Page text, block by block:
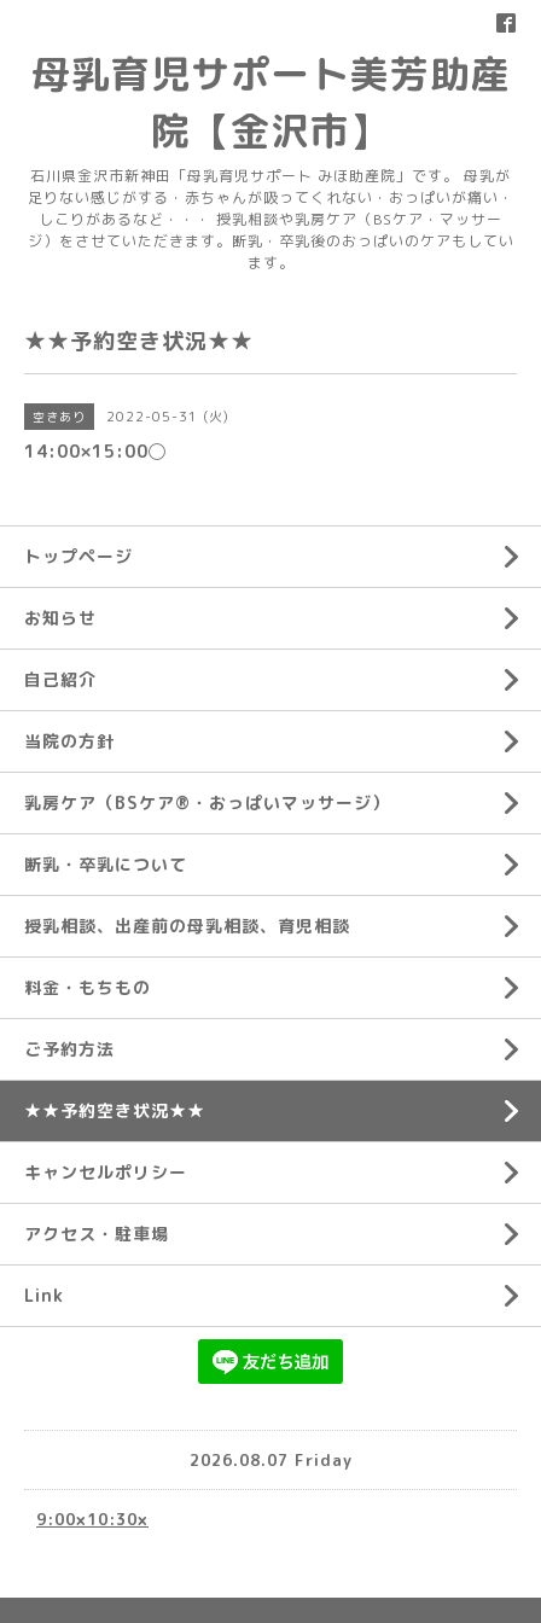
母乳育児サポート美芳助産
院【金沢市】
石川県金沢市新神田「母乳育児サポート みほ助産院」です。 母乳が
足りない感じがする・赤ちゃんが吸ってくれない・おっぱいが痛い・
しこりがあるなど・・・ 授乳相談や乳房ケア（BSケア・マッサー
ジ）をさせていただきます。断乳・卒乳後のおっぱいのケアもしてい
ます。
★★予約空き状況★★
空きあり 2022-05-31 (火)
14:00×15:00◯
トップページ
お知らせ
自己紹介
当院の方針
乳房ケア（BSケア®︎・おっぱいマッサージ）
断乳・卒乳について
授乳相談、出産前の母乳相談、育児相談
料金・もちもの
ご予約方法
★★予約空き状況★★
キャンセルポリシー
アクセス・駐車場
Link
2026.08.07 Friday
9:00×10:30×